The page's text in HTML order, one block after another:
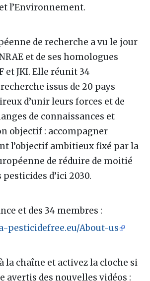
l’Environnement.
de recherche a vu le jour
et de ses homologues
et JKI. Elle réunit 34
issus de 20 pays
d’unir leurs forces et de
de connaissances et
objectif : accompagner
l’objectif ambitieux fixé par la
de réduire de moitié
d’ici 2030.
et des 34 membres :
pesticidefree.eu/About-us
la chaîne et activez la cloche si
avertis des nouvelles vidéos :